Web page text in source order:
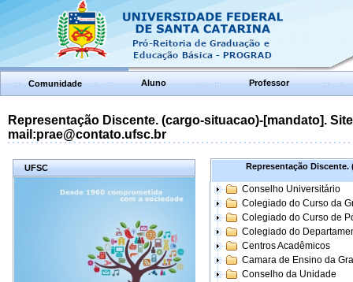
Comunidade Aluno Professor
Representação Discente. (cargo-situacao)-[mandato].
mail:prae@contato.ufsc.br
UFSC Representação Discente.
Conselho Universitário
Colegiado do Curso da
Colegiado do Curso de
Colegiado do
Centros Acadêmicos
Camara de Ensino da
Conselho da Unidade